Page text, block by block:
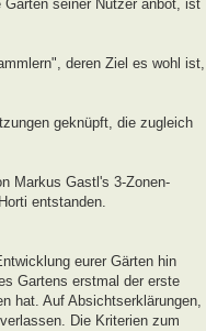
seiner Nutzer anbot, ist
deren Ziel es wohl ist,
geknüpft, die zugleich
Markus Gastl's 3-Zonen-
entstanden.
eurer Gärten hin
Gartens erstmal der erste
hat. Auf Absichtserklärungen,
Die Kriterien zum